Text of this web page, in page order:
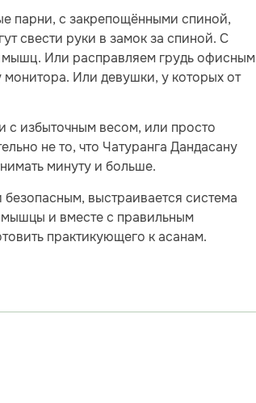
парни, с закрепощёнными спиной,
свести руки в замок за спиной. С
Или расправляем грудь офисным
монитора. Или девушки, у которых от
с избыточным весом, или просто
не то, что Чатуранга Дандасану
минуту и больше.
безопасным, выстраивается система
и вместе с правильным
практикующего к асанам.